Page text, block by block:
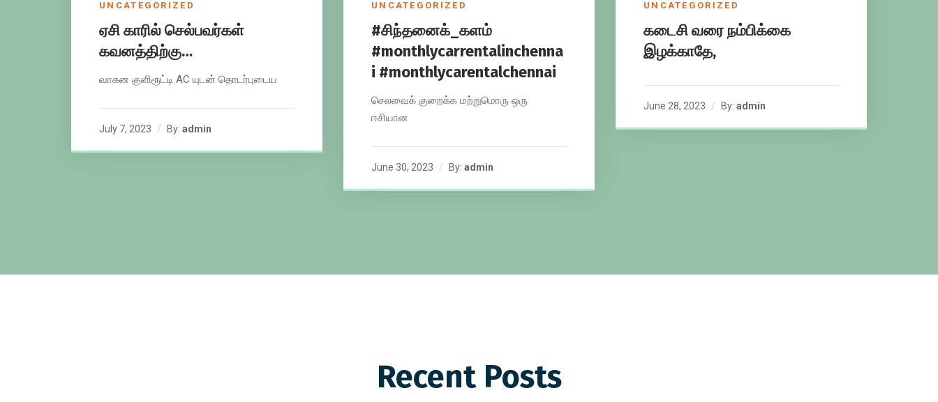
UNCATEGORIZED
ஏசி காரில் செல்பவர்கள்
கவனத்திற்கு…
வாகன குளிரூட்டி AC யுடன் தொடர்புடைய
July 7, 2023 By: admin
UNCATEGORIZED
#சிந்தனைக்_களம்
#monthlycarrentalinchenna
i #monthlycarentalchennai
செலவைக் குறைக்க மற்றுமொரு ஒரு
ஈசியான
June 30, 2023 By: admin
UNCATEGORIZED
கடைசி வரை நம்பிக்கை
இழக்காதே,
June 28, 2023 By: admin
Recent Posts